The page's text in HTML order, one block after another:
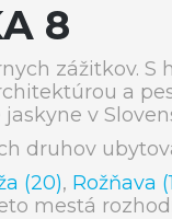
8
zážitkov. S
a
v
druhov
(20), Rožňava
mestá